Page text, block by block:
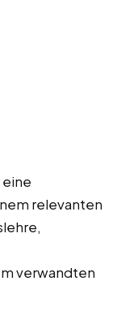
relevanten
verwandten